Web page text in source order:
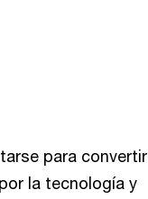
para convertir
la tecnología y